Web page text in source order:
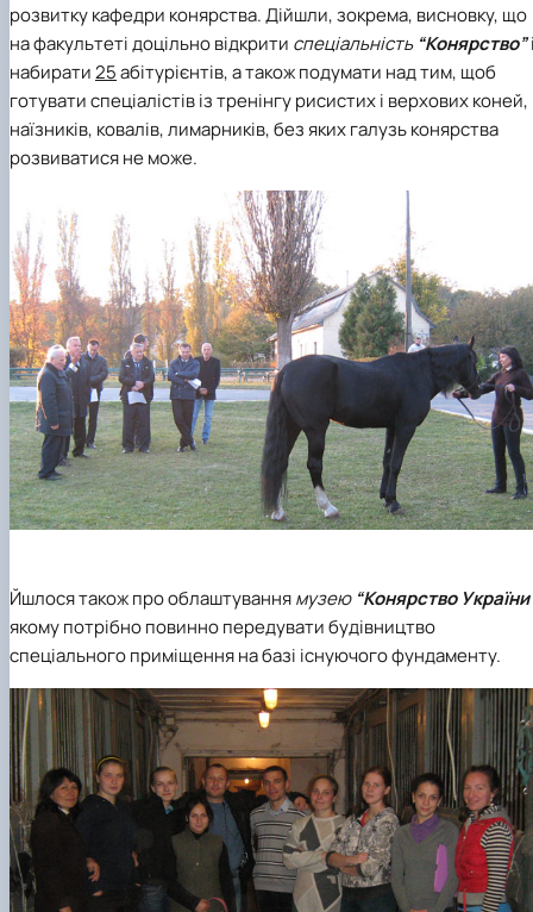
розвитку кафедри конярства. Дійшли, зокрема, висновку, що
на факультеті доцільно відкрити спеціальність “Конярство”
набирати25абітурієнтів, а також подумати над тим, щоб
готувати спеціалістів із тренінгу рисистих і верхових коней,
наїзників, ковалів, лимарників, без яких галузь конярства
розвиватися не може.
Йшлося також про облаштуваннямузею “Конярство
якому потрібно повинно передувати будівництво
спеціального приміщення на базі існуючого фундаменту.